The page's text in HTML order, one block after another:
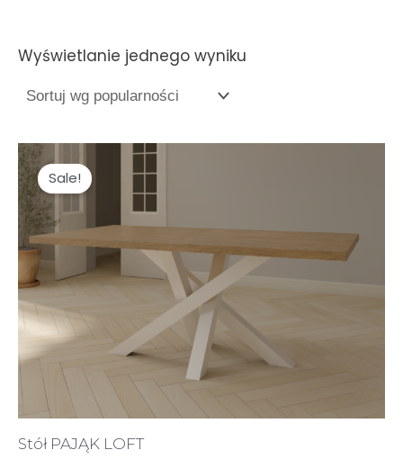
Wyświetlanie jednego wyniku
Sale!
Stół PAJĄK LOFT